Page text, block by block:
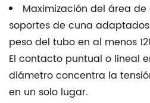
Maximización del área
soportes de cuna
peso del tubo en al menos
El contacto puntual o lineal
diámetro concentra la
en un solo lugar.